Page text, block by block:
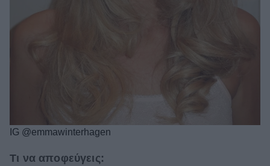
IG @emmawinterhagen
Τι να αποφεύγεις: